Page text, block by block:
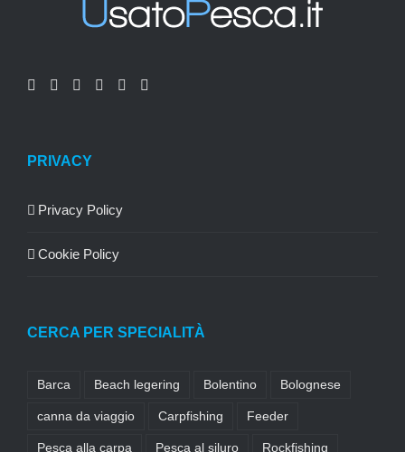
PRIVACY
Privacy Policy
Cookie Policy
CERCA PER SPECIALITÀ
Barca Beach legering Bolentino Bolognese
canna da viaggio Carpfishing Feeder
Pesca alla carpa Pesca al siluro Rockfishing